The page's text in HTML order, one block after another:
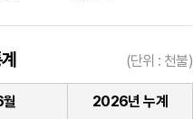
(단위 : 천불)
2026년 누계